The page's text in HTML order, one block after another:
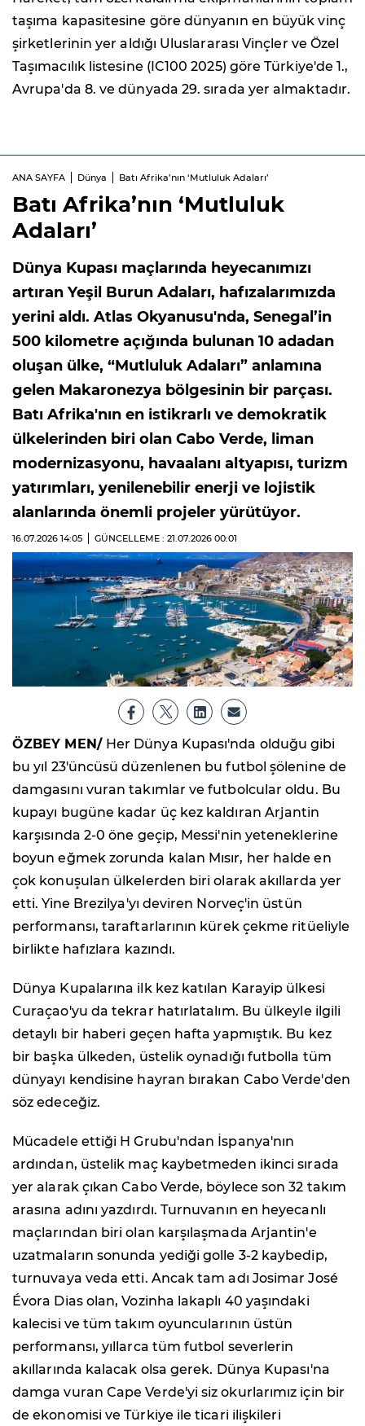
taşıma kapasitesine göre dünyanın en büyük vinç
şirketlerinin yer aldığı Uluslararası Vinçler ve Özel
Taşımacılık listesine (IC100 2025) göre Türkiye'de 1.,
Avrupa'da 8. ve dünyada 29. sırada yer almaktadır.
ANA SAYFA Dünya Batı Afrika’nın ‘Mutluluk Adaları’
Batı Afrika’nın ‘Mutluluk
Adaları’
Dünya Kupası maçlarında heyecanımızı
artıran Yeşil Burun Adaları, hafızalarımızda
yerini aldı. Atlas Okyanusu'nda, Senegal’in
500 kilometre açığında bulunan 10 adadan
oluşan ülke, “Mutluluk Adaları” anlamına
gelen Makaronezya bölgesinin bir parçası.
Batı Afrika'nın en istikrarlı ve demokratik
ülkelerinden biri olan Cabo Verde, liman
modernizasyonu, havaalanı altyapısı, turizm
yatırımları, yenilenebilir enerji ve lojistik
alanlarında önemli projeler yürütüyor.
16.07.2026 14:05 GÜNCELLEME : 21.07.2026 00:01
ÖZBEY MEN/ Her Dünya Kupası'nda olduğu gibi
bu yıl 23'üncüsü düzenlenen bu futbol şölenine de
damgasını vuran takımlar ve futbolcular oldu. Bu
kupayı bugüne kadar üç kez kaldıran Arjantin
karşısında 2-0 öne geçip, Messi'nin yeteneklerine
boyun eğmek zorunda kalan Mısır, her halde en
çok konuşulan ülkelerden biri olarak akıllarda yer
etti. Yine Brezilya'yı deviren Norveç'in üstün
performansı, taraftarlarının kürek çekme ritüeliyle
birlikte hafızlara kazındı.
Dünya Kupalarına ilk kez katılan Karayip ülkesi
Curaçao'yu da tekrar hatırlatalım. Bu ülkeyle ilgili
detaylı bir haberi geçen hafta yapmıştık. Bu kez
bir başka ülkeden, üstelik oynadığı futbolla tüm
dünyayı kendisine hayran bırakan Cabo Verde'den
söz edeceğiz.
Mücadele ettiği H Grubu'ndan İspanya'nın
ardından, üstelik maç kaybetmeden ikinci sırada
yer alarak çıkan Cabo Verde, böylece son 32 takım
arasına adını yazdırdı. Turnuvanın en heyecanlı
maçlarından biri olan karşılaşmada Arjantin'e
uzatmaların sonunda yediği golle 3-2 kaybedip,
turnuvaya veda etti. Ancak tam adı Josimar José
Évora Dias olan, Vozinha lakaplı 40 yaşındaki
kalecisi ve tüm takım oyuncularının üstün
performansı, yıllarca tüm futbol severlerin
akıllarında kalacak olsa gerek. Dünya Kupası'na
damga vuran Cape Verde'yi siz okurlarımız için bir
de ekonomisi ve Türkiye ile ticari ilişkileri